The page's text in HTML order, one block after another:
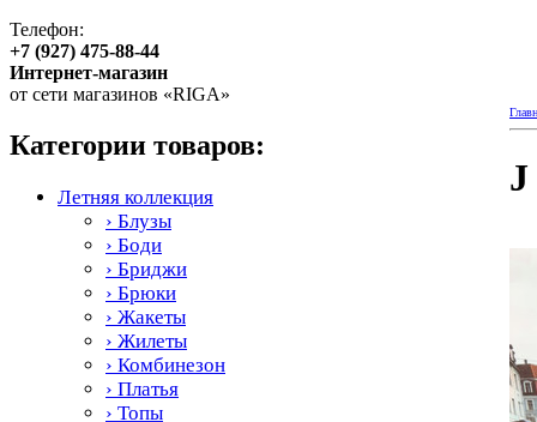
Телефон:
+7 (927) 475-88-44
Интернет-магазин
от сети магазинов «RIGA»
Категории товаров:
Летняя коллекция
› Блузы
› Боди
› Бриджи
› Брюки
› Жакеты
› Жилеты
› Комбинезон
› Платья
› Топы